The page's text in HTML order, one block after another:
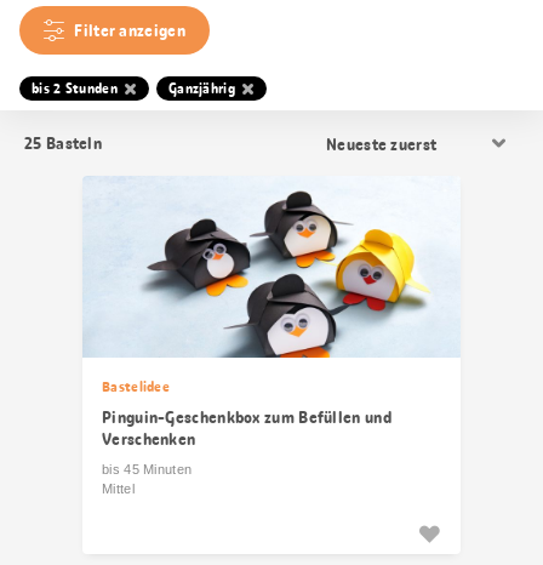
Filter anzeigen
bis 2 Stunden Ganzjährig
25 Basteln
Sortierung
Bastelidee
Pinguin-Geschenkbox zum Befüllen und
Verschenken
bis 45 Minuten
Mittel